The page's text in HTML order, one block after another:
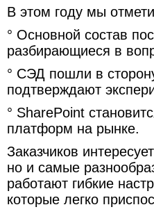
В этом году мы
° Основной состав
разбирающиеся в
° СЭД пошли в
подтверждают
° SharePoint
платформ на рынке.
Заказчиков
но и самые
работают гибкие
которые легко